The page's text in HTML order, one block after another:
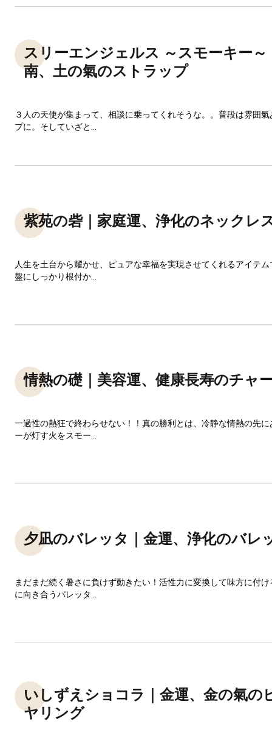
スリーエンジェルス ～スモーキー～
南、土の氣のストラップ
３人の天使が集まって、相談に乗ってくれそうな。。普段は雰囲
プに。そしていざと...
紫苑の砦｜家庭運、浄化のネックレ
人生を土台から耀かせ、ピュアな幸福を実現させてくれるアイテ
盤にしっかり根付か...
情熱の礎｜美容運、健康長寿のチャ
一過性の熱狂で終わらせない！！真の勝利とは、冷静な情熱の先
ーが灯す火をスモー...
夕凪のバレッタ｜金運、浄化のバレ
まだまだ続く暑さに負けず動きたい！活性力に変換して味方に付
に向き合うバレッタ...
いしずえショコラ｜金運、金の氣の
ヤリング